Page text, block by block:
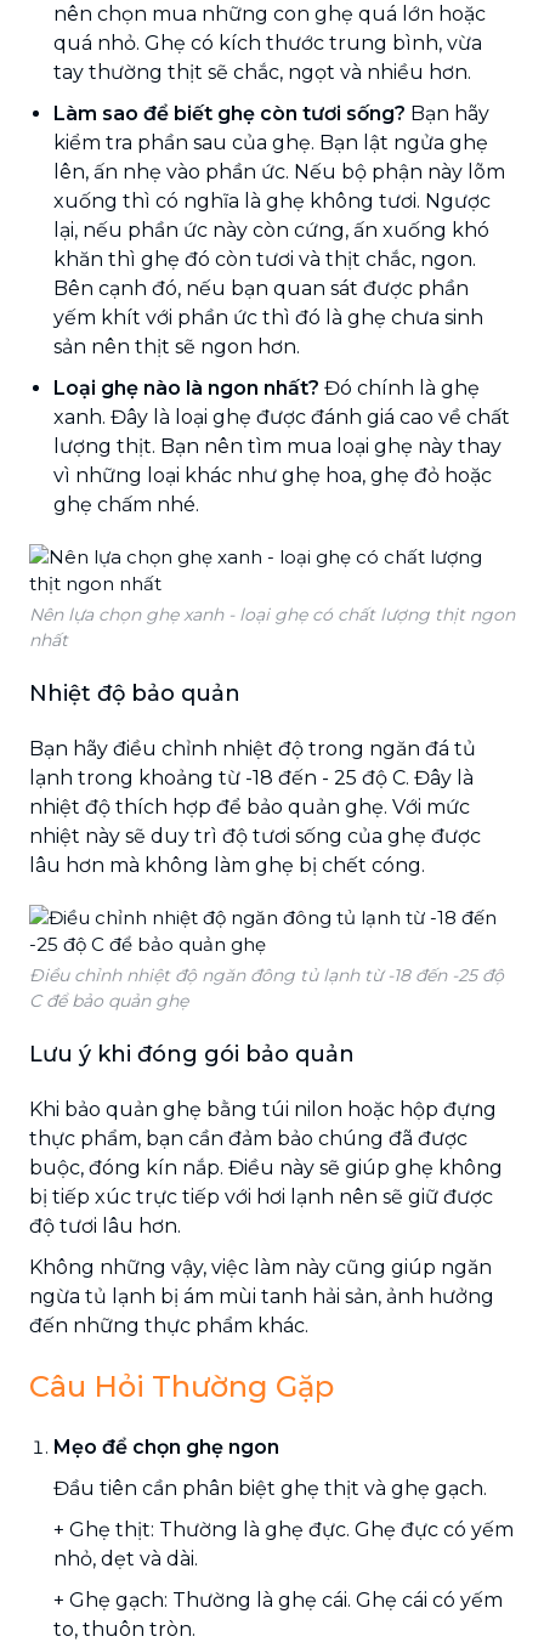
nên chọn mua những con ghẹ quá lớn hoặc
quá nhỏ. Ghẹ có kích thước trung bình, vừa
tay thường thịt sẽ chắc, ngọt và nhiều hơn.
Làm sao để biết ghẹ còn tươi sống? Bạn hãy
kiểm tra phần sau của ghẹ. Bạn lật ngửa ghẹ
lên, ấn nhẹ vào phần ức. Nếu bộ phận này lõm
xuống thì có nghĩa là ghẹ không tươi. Ngược
lại, nếu phần ức này còn cứng, ấn xuống khó
khăn thì ghẹ đó còn tươi và thịt chắc, ngon.
Bên cạnh đó, nếu bạn quan sát được phần
yếm khít với phần ức thì đó là ghẹ chưa sinh
sản nên thịt sẽ ngon hơn.
Loại ghẹ nào là ngon nhất? Đó chính là ghẹ
xanh. Đây là loại ghẹ được đánh giá cao về chất
lượng thịt. Bạn nên tìm mua loại ghẹ này thay
vì những loại khác như ghẹ hoa, ghẹ đỏ hoặc
ghẹ chấm nhé.
Nên lựa chọn ghẹ xanh - loại ghẹ có chất lượng thịt ngon
nhất
Nhiệt độ bảo quản
Bạn hãy điều chỉnh nhiệt độ trong ngăn đá tủ
lạnh trong khoảng từ -18 đến - 25 độ C. Đây là
nhiệt độ thích hợp để bảo quản ghẹ. Với mức
nhiệt này sẽ duy trì độ tươi sống của ghẹ được
lâu hơn mà không làm ghẹ bị chết cóng.
Điều chỉnh nhiệt độ ngăn đông tủ lạnh từ -18 đến -25 độ
C để bảo quản ghẹ
Lưu ý khi đóng gói bảo quản
Khi bảo quản ghẹ bằng túi nilon hoặc hộp đựng
thực phẩm, bạn cần đảm bảo chúng đã được
buộc, đóng kín nắp. Điều này sẽ giúp ghẹ không
bị tiếp xúc trực tiếp với hơi lạnh nên sẽ giữ được
độ tươi lâu hơn.
Không những vậy, việc làm này cũng giúp ngăn
ngừa tủ lạnh bị ám mùi tanh hải sản, ảnh hưởng
đến những thực phẩm khác.
Câu Hỏi Thường Gặp
Mẹo để chọn ghẹ ngon
Đầu tiên cần phân biệt ghẹ thịt và ghẹ gạch.
+ Ghẹ thịt: Thường là ghẹ đực. Ghẹ đực có yếm
nhỏ, dẹt và dài.
+ Ghẹ gạch: Thường là ghẹ cái. Ghẹ cái có yếm
to, thuôn tròn.